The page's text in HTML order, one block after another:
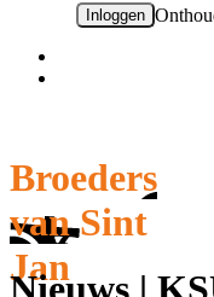
Broeders
van Sint
Jan